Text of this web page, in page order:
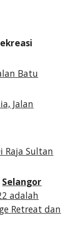
Batu
Jalan
Raja Sultan
Selangor
adalah
Retreat dan